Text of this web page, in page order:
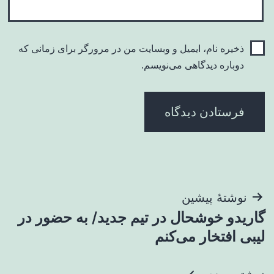
ذخیره نام، ایمیل و وبسایت من در مرورگر برای زمانی که
دوباره دیدگاهی می‌نویسم.
راهبری
نوشته
نوشتهٔ پیشین
گاریدو خوشحال در تیم جدید/ به حضور در
لیبی افتخار می‌کنم